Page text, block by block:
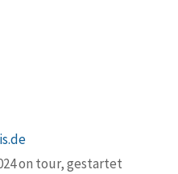
on tour, gestartet